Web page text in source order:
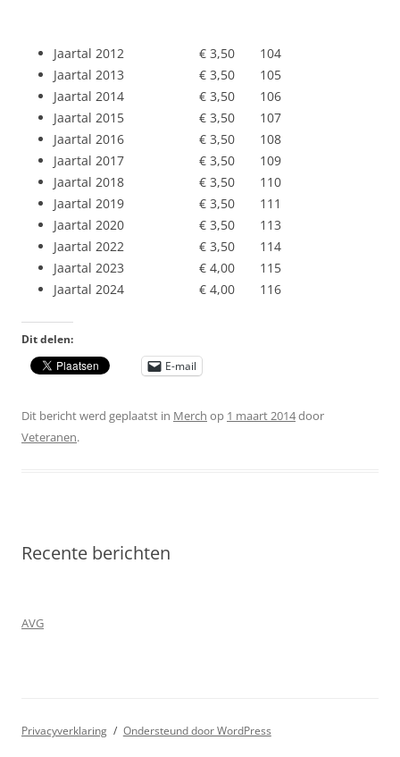
Jaartal 2012 € 3,50 104
Jaartal 2013 € 3,50 105
Jaartal 2014 € 3,50 106
Jaartal 2015 € 3,50 107
Jaartal 2016 € 3,50 108
Jaartal 2017 € 3,50 109
Jaartal 2018 € 3,50 110
Jaartal 2019 € 3,50 111
Jaartal 2020 € 3,50 113
Jaartal 2022 € 3,50 114
Jaartal 2023 € 4,00 115
Jaartal 2024 € 4,00 116
Dit delen:
E-mail
Dit bericht werd geplaatst in Merch op 1 maart 2014door
Veteranen.
Recente berichten
AVG
Privacyverklaring Ondersteund door WordPress